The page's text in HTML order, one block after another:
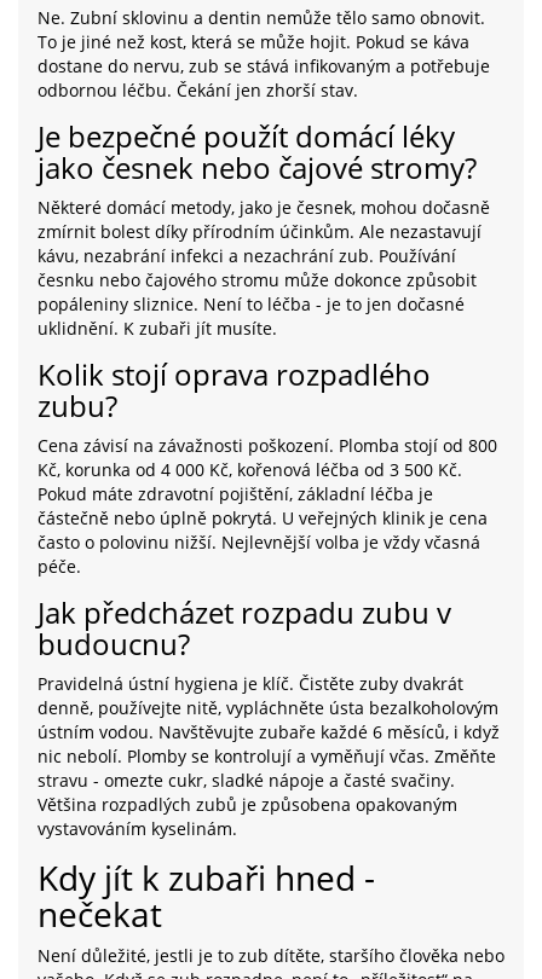
Ne. Zubní sklovinu a dentin nemůže tělo samo obnovit.
To je jiné než kost, která se může hojit. Pokud se káva
dostane do nervu, zub se stává infikovaným a potřebuje
odbornou léčbu. Čekání jen zhorší stav.
Je bezpečné použít domácí léky
jako česnek nebo čajové stromy?
Některé domácí metody, jako je česnek, mohou dočasně
zmírnit bolest díky přírodním účinkům. Ale nezastavují
kávu, nezabrání infekci a nezachrání zub. Používání
česnku nebo čajového stromu může dokonce způsobit
popáleniny sliznice. Není to léčba - je to jen dočasné
uklidnění. K zubaři jít musíte.
Kolik stojí oprava rozpadlého
zubu?
Cena závisí na závažnosti poškození. Plomba stojí od 800
Kč, korunka od 4 000 Kč, kořenová léčba od 3 500 Kč.
Pokud máte zdravotní pojištění, základní léčba je
částečně nebo úplně pokrytá. U veřejných klinik je cena
často o polovinu nižší. Nejlevnější volba je vždy včasná
péče.
Jak předcházet rozpadu zubu v
budoucnu?
Pravidelná ústní hygiena je klíč. Čistěte zuby dvakrát
denně, používejte nitě, vypláchněte ústa bezalkoholovým
ústním vodou. Navštěvujte zubaře každé 6 měsíců, i když
nic nebolí. Plomby se kontrolují a vyměňují včas. Změňte
stravu - omezte cukr, sladké nápoje a časté svačiny.
Většina rozpadlých zubů je způsobena opakovaným
vystavováním kyselinám.
Kdy jít k zubaři hned -
nečekat
Není důležité, jestli je to zub dítěte, staršího člověka nebo